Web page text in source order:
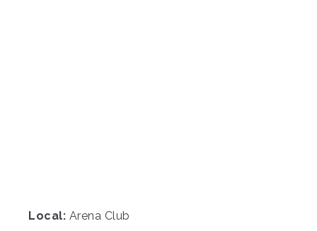
Local: Arena Club